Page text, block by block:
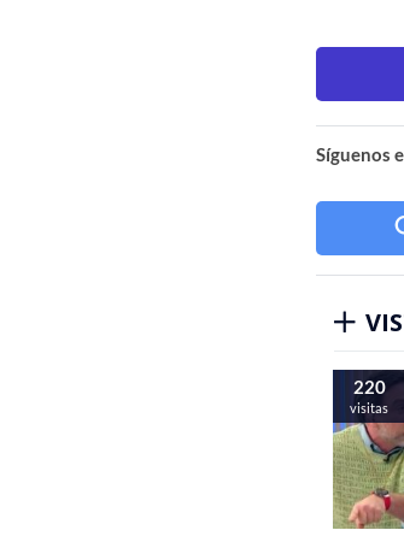
Síguenos
220
visitas